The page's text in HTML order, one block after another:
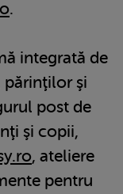
.
integrată de
şi
post de
şi copii,
, ateliere
pentru